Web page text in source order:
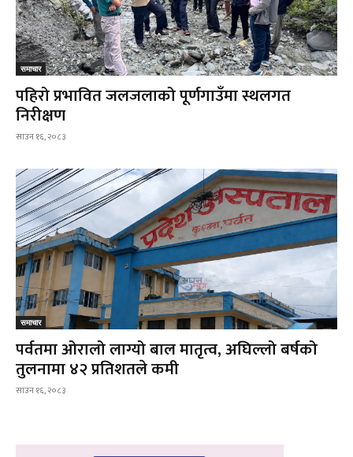
समाचार
पहिरो प्रभावित जलजलाको पूर्णगाउँमा स्थलगत
निरीक्षण
साउन १६, २०८३
समाचार
पर्वतमा ओरालो लाग्यो बाल मातृत्व, अघिल्लो बर्षको
तुलनामा ४२ प्रतिशतले कमी
साउन १६, २०८३